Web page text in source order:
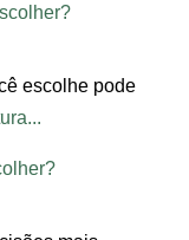
escolhe pode